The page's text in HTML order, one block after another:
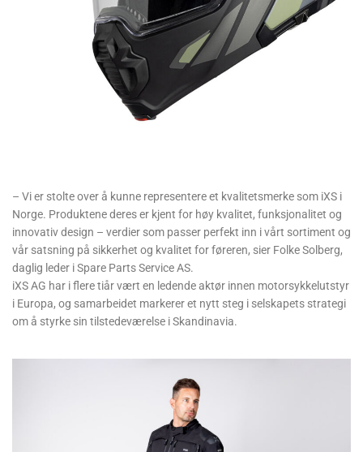
– Vi er stolte over å kunne representere et kvalitetsmerke som iXS i
Norge. Produktene deres er kjent for høy kvalitet, funksjonalitet og
innovativ design – verdier som passer perfekt inn i vårt sortiment og
vår satsning på sikkerhet og kvalitet for føreren, sier Folke Solberg,
daglig leder i Spare Parts Service AS.
iXS AG har i flere tiår vært en ledende aktør innen motorsykkelutstyr
i Europa, og samarbeidet markerer et nytt steg i selskapets strategi
om å styrke sin tilstedeværelse i Skandinavia.